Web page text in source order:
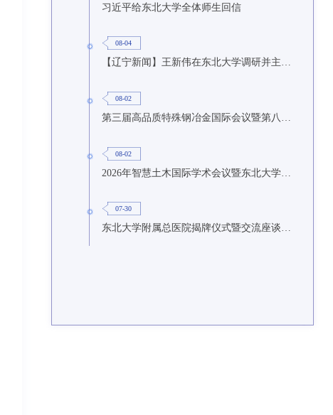
习近平给东北大学全体师生回信
08-04
【辽宁新闻】王新伟在东北大学调研并主持召开座谈会
08-02
08-02
07-30
东北大学附属总医院揭牌仪式暨交流座谈会举行